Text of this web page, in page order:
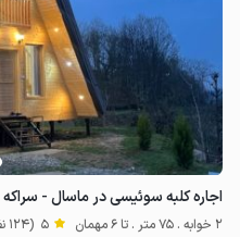
اجاره کلبه سوئیسی در ماسال - سراکه
2 خوابه . 75 متر . تا 6 مهمان 5 (124 نظر)